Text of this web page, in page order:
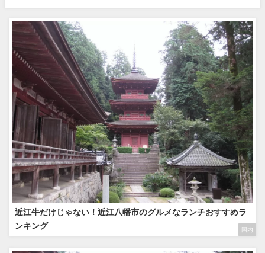
国内
近江牛だけじゃない！近江八幡市のグルメなランチおすすめラ
ンキング